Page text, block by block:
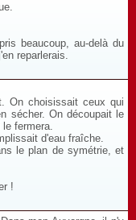
beaucoup, au-delà du
reparlerais.
On choisissait ceux qui
sécher. On découpait le
fermera.
d'eau fraîche.
le plan de symétrie, et
!